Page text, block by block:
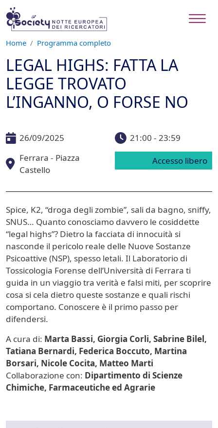
Salta al contenuto principale
Home Programma completo
LEGAL HIGHS: FATTA LA
LEGGE TROVATO
L’INGANNO, O FORSE NO
26/09/2025
21:00 - 23:59
Ferrara - Piazza
Castello
Accesso libero
Spice, K2, “droga degli zombie”, sali da bagno, sniffy,
SNUS… Quanto conosciamo davvero le cosiddette
“legal highs”? Dietro la facciata di innocuità si
nasconde il pericolo reale delle Nuove Sostanze
Psicoattive (NSP), spesso letali. Il Laboratorio di
Tossicologia Forense dell’Università di Ferrara ti
guida in un viaggio tra verità e falsi miti, per scoprire
cosa si cela dietro queste sostanze e quali rischi
comportano. Conoscere è il primo passo per
difendersi.
A cura di: Marta Bassi, Giorgia Corli, Sabrine Bilel,
Tatiana Bernardi, Federica Boccuto, Martina
Borsari, Nicole Cocita, Matteo Marti
Collaborazione con: Dipartimento di Scienze
Chimiche, Farmaceutiche ed Agrarie